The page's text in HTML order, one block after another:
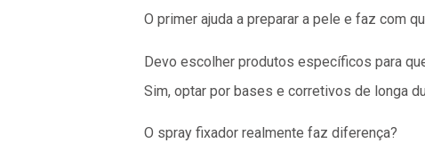
O primer ajuda a preparar a pele e faz com
Devo escolher produtos específicos para
Sim, optar por bases e corretivos de longa
O spray fixador realmente faz diferença?